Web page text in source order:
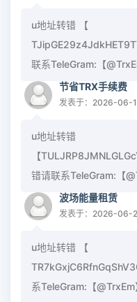
u地址转错 【
联系TeleGram:【
节省TRX手续费
发表于：2026-06-
u地址转错
【
错请联系TeleGram:【
波场能量租赁
发表于：2026-06-
u地址转错 【
系TeleGram:【@TrxEm